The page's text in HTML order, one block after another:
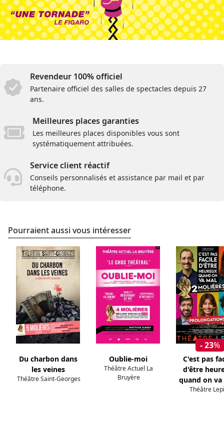
Revendeur 100% officiel
Partenaire officiel des salles de spectacles depuis 27
ans.
Meilleures places garanties
Les meilleures places disponibles vous sont
systématiquement attribuées.
Service client réactif
Conseils personnalisés et assistance par mail et par
téléphone.
Pourraient aussi vous intéresser
Du charbon dans
les veines
Théâtre Saint-Georges
Oublie-moi
Théâtre Actuel La
Bruyère
- 23%
C'est pas
d'être
quand on va
Théâtre